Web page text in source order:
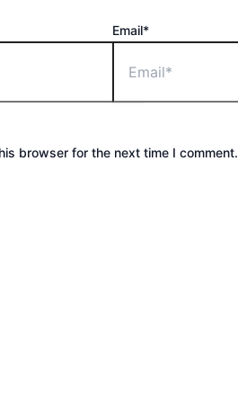
Email*
browser for the next time I comment.